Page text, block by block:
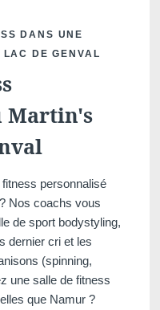
DANS UNE
DE GENVAL
Martin's
personnalisé
Nos coachs vous
de sport bodystyling,
dernier cri et les
(spinning,
une salle de fitness
que Namur ?